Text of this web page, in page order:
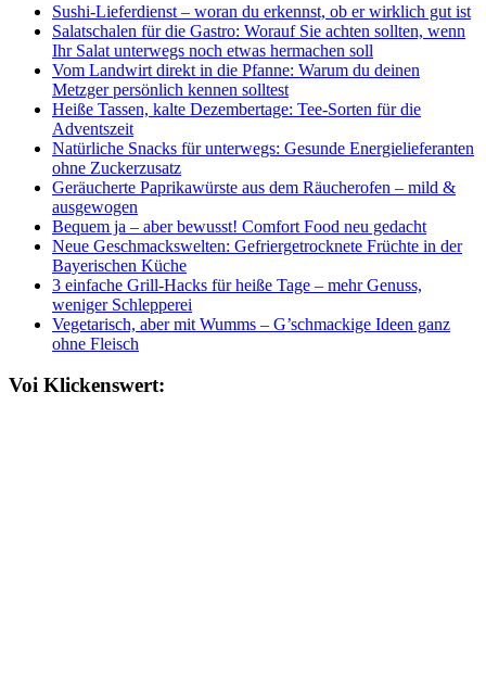
Sushi-Lieferdienst – woran du erkennst, ob er wirklich gut ist
Salatschalen für die Gastro: Worauf Sie achten sollten, wenn
Ihr Salat unterwegs noch etwas hermachen soll
Vom Landwirt direkt in die Pfanne: Warum du deinen
Metzger persönlich kennen solltest
Heiße Tassen, kalte Dezembertage: Tee-Sorten für die
Adventszeit
Natürliche Snacks für unterwegs: Gesunde Energielieferanten
ohne Zuckerzusatz
Geräucherte Paprikawürste aus dem Räucherofen – mild &
ausgewogen
Bequem ja – aber bewusst! Comfort Food neu gedacht
Neue Geschmackswelten: Gefriergetrocknete Früchte in der
Bayerischen Küche
3 einfache Grill-Hacks für heiße Tage – mehr Genuss,
weniger Schlepperei
Vegetarisch, aber mit Wumms – G’schmackige Ideen ganz
ohne Fleisch
Voi Klickenswert: